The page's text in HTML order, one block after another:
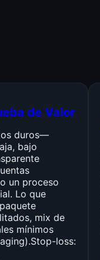
de Valor
duros—
bajo
un proceso
Lo que
mix de
mínimos
loss: